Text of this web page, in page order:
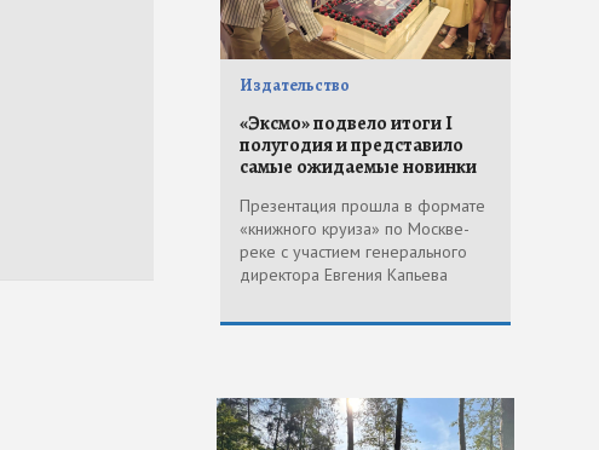
Издательство
«Эксмо» подвело итоги I
полугодия и представило
самые ожидаемые новинки
Презентация прошла в формате
«книжного круиза» по Москве-
реке с участием генерального
директора Евгения Капьева